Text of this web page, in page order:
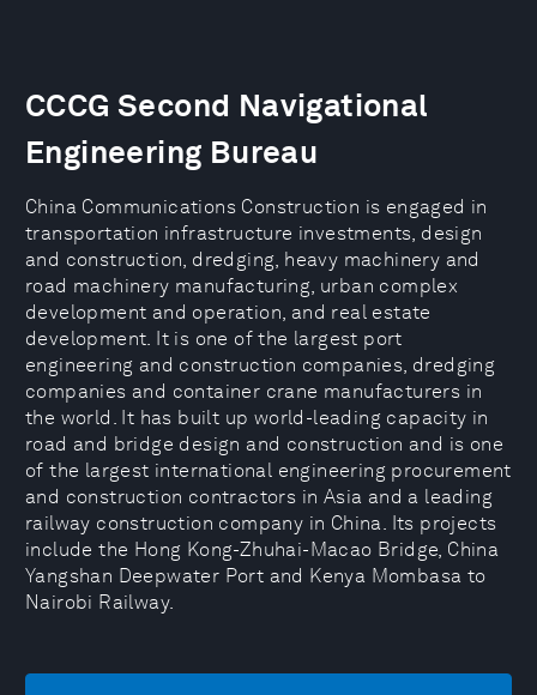
CCCG Second Navigational
Engineering Bureau
China Communications Construction is engaged in
transportation infrastructure investments, design
and construction, dredging, heavy machinery and
road machinery manufacturing, urban complex
development and operation, and real estate
development. It is one of the largest port
engineering and construction companies, dredging
companies and container crane manufacturers in
the world. It has built up world-leading capacity in
road and bridge design and construction and is one
of the largest international engineering procurement
and construction contractors in Asia and a leading
railway construction company in China. Its projects
include the Hong Kong-Zhuhai-Macao Bridge, China
Yangshan Deepwater Port and Kenya Mombasa to
Nairobi Railway.